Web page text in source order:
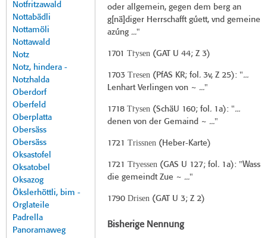
Notfritzawald
Nottabädli
Nottamöli
Nottawald
Notz
Notz, hindera -
Notzhalda
Oberdorf
Oberfeld
Oberplatta
Obersäss
Obersäss
Oksastofel
Oksatobel
Oksazog
Ökslerhöttli, bim -
Orglateile
Padrella
Panoramaweg
oder allgemein, gegen dem berg an
g[nä]diger Herrschafft gúett, vnd gemeine
azúng ..."
1701 Tr̀ysen(GAT U 44; Z 3)
1703 Tresen( PfAS KR; fol. 3v, Z 25): "...
Lenhart Verlingen von ~ ..."
1718 Tr̀ysen(SchäU 160; fol. 1a): "...
denen von der Gemaind ~ ..."
1721 Trissnen( Heber-Karte)
1721 Tr̀yessen(GAS U 127; fol. 1a): "Wass
die gemeindt Zue ~ ..."
1790 Drisen(GAT U 3; Z 2)
Bisherige Nennung